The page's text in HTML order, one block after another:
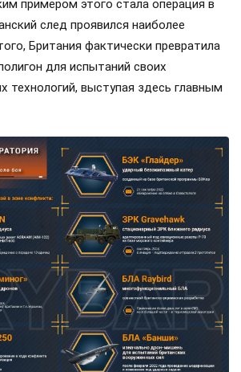
примером этого стала операция в
след проявился наиболее
Британия фактически превратила
для испытаний своих
технологий, выступая здесь главным